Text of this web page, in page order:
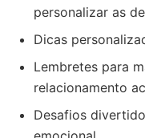
personalizar as
Dicas
Lembretes para
relacionamento
Desafios